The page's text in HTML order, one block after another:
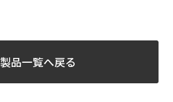
製品一覧へ戻る